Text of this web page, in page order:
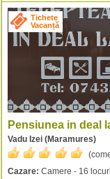
Tichete
Vacanță
Pensiunea in deal
Vadu Izei (Maramures)
Cazare: Camere - 16 locuri